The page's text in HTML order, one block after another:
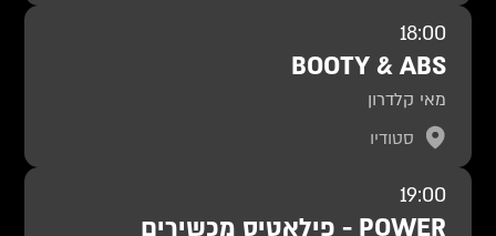
18:00
BOOTY & ABS
מאי קלדרון
סטודיו
19:00
POWER - פילאטיס מכשירים